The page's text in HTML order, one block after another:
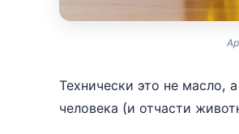
Технически это не масло,
человека (и отчасти